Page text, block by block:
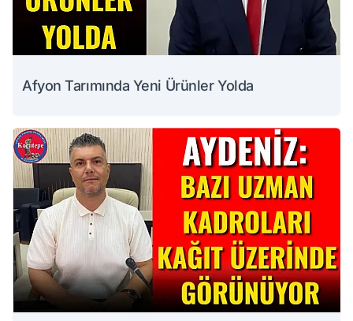
Afyon Tarımında Yeni Ürünler Yolda